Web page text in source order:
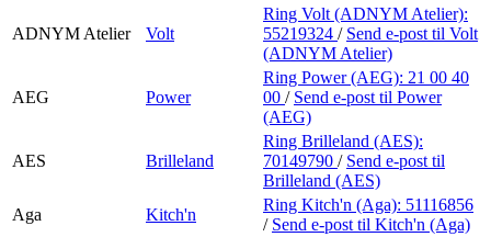
ADNYM Atelier Volt
Ring Volt (ADNYM Atelier):
55219324 / Send e-post til Volt
(ADNYM Atelier)
AEG Power
Ring Power (AEG): 21 00 40
00 / Send e-post til Power
(AEG)
AES Brilleland
Ring Brilleland (AES):
70149790 / Send e-post til
Brilleland (AES)
Aga
Kitch'n
Ring Kitch'n (Aga): 51116856
/ Send e-post til Kitch'n (Aga)